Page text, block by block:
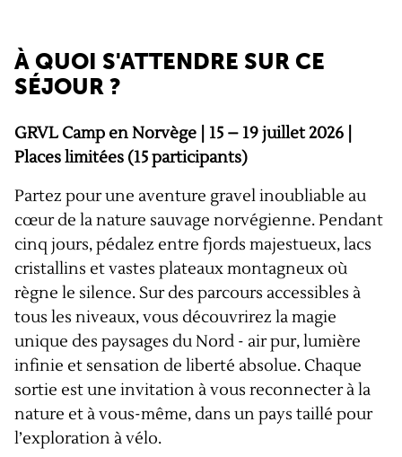
À QUOI S'ATTENDRE SUR CE
SÉJOUR ?
GRVL Camp en Norvège | 15 – 19 juillet 2026 |
Places limitées (15 participants)
Partez pour une aventure gravel inoubliable au
cœur de la nature sauvage norvégienne. Pendant
cinq jours, pédalez entre fjords majestueux, lacs
cristallins et vastes plateaux montagneux où
règne le silence. Sur des parcours accessibles à
tous les niveaux, vous découvrirez la magie
unique des paysages du Nord - air pur, lumière
infinie et sensation de liberté absolue. Chaque
sortie est une invitation à vous reconnecter à la
nature et à vous-même, dans un pays taillé pour
l’exploration à vélo.